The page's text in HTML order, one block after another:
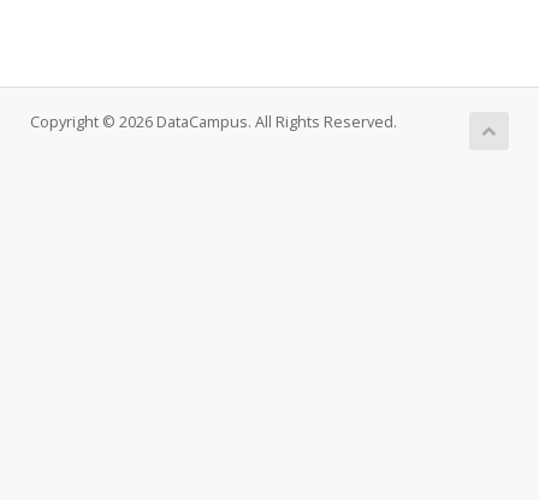
Copyright © 2026 DataCampus. All Rights Reserved.